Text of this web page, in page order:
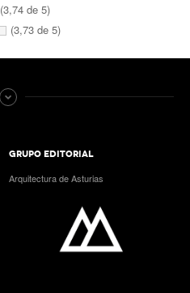
(3,74 de 5)
(3,73 de 5)
GRUPO EDITORIAL
Arquitectura de Asturias